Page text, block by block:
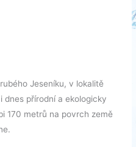
Jeseníku, v lokalitě
dnes přírodní a ekologicky
170 metrů na povrch země